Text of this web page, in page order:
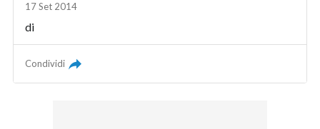
17 Set 2014
di
Condividi